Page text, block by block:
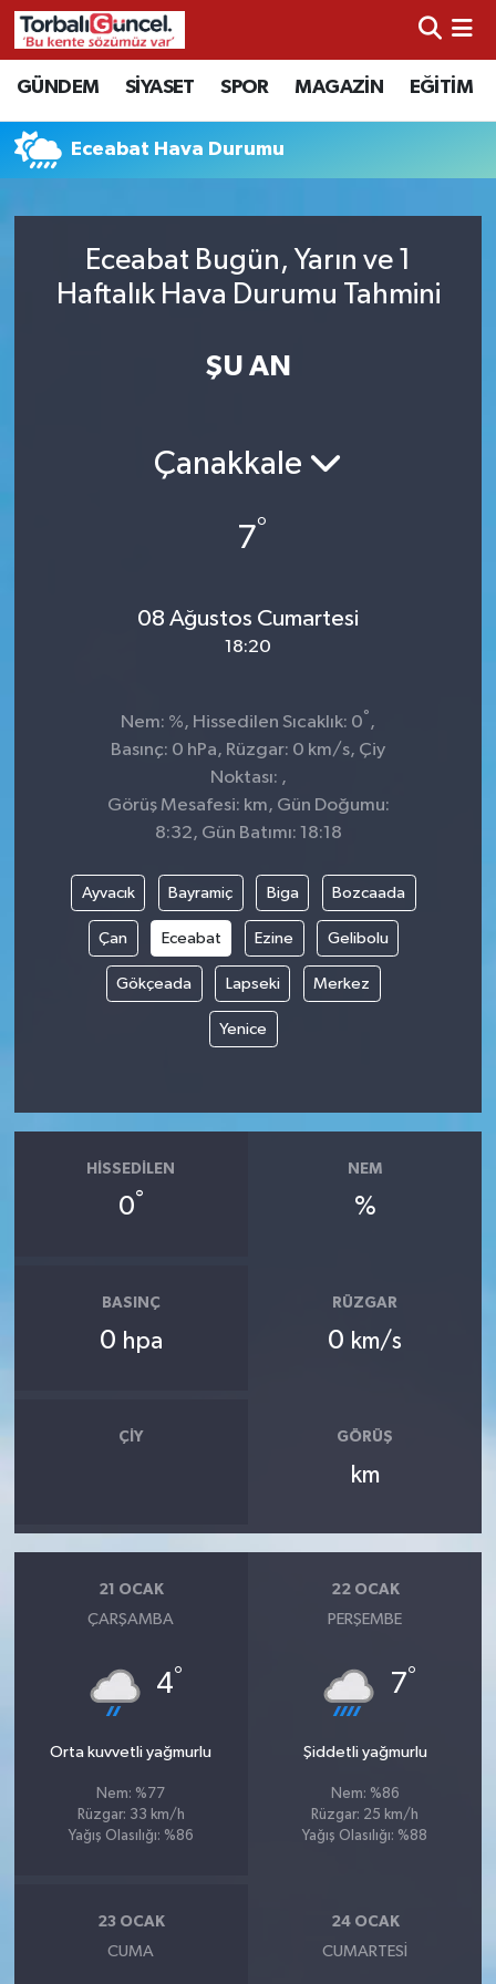
GÜNDEM SİYASET SPOR MAGAZİN EĞİTİM
Eceabat Hava Durumu
Eceabat Bugün, Yarın ve 1
Haftalık Hava Durumu Tahmini
ŞU AN
Çanakkale
7°
08 Ağustos Cumartesi
18:20
Nem: %, Hissedilen Sıcaklık: 0° ,
Basınç: 0 hPa, Rüzgar: 0 km/s, Çiy
Noktası: ,
Görüş Mesafesi: km, Gün Doğumu:
8:32, Gün Batımı: 18:18
Ayvacık Bayramiç Biga Bozcaada
Çan Eceabat Ezine Gelibolu
Gökçeada Lapseki Merkez
Yenice
HISSEDILEN
0°
NEM
%
BASINÇ
0 hpa
RÜZGAR
0 km/s
ÇIY GÖRÜŞ
km
21 OCAK
ÇARŞAMBA
4°
Orta kuvvetli yağmurlu
Nem: %77
Rüzgar: 33 km/h
Yağış Olasılığı: %86
22 OCAK
PERŞEMBE
7°
Şiddetli yağmurlu
Nem: %86
Rüzgar: 25 km/h
Yağış Olasılığı: %88
23 OCAK
CUMA
24 OCAK
CUMARTESI
İzmir Nöbetçi Eczaneler
İzmir Hava Durumu
İzmir Trafik Yoğunluk Haritası
Süper Lig Puan Durumu ve Fikstür
Haber Arşivi